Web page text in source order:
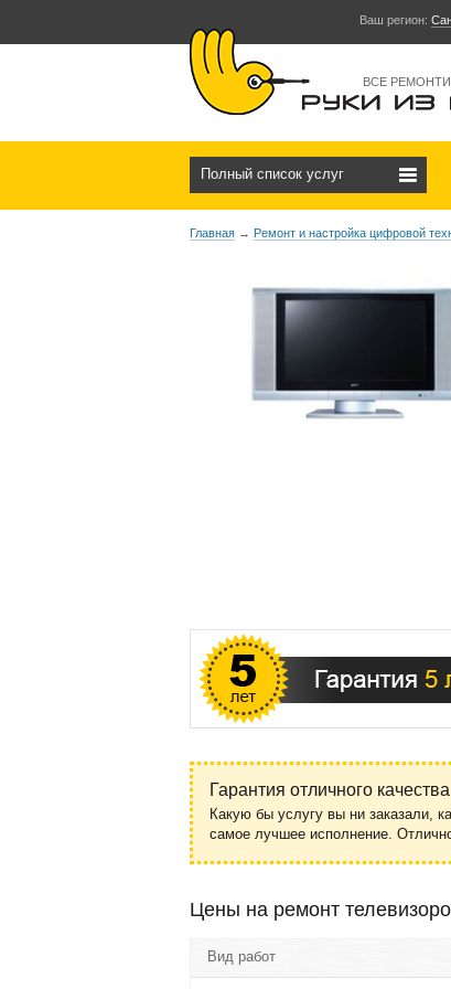
Ваш регион:
ВСЕ
Полный список услуг
Главная → Ремонт и настройка цифровой
Гарантия отличного качества
Какую бы услугу вы ни заказали,
самое лучшее исполнение.
Цены на ремонт
Вид работ